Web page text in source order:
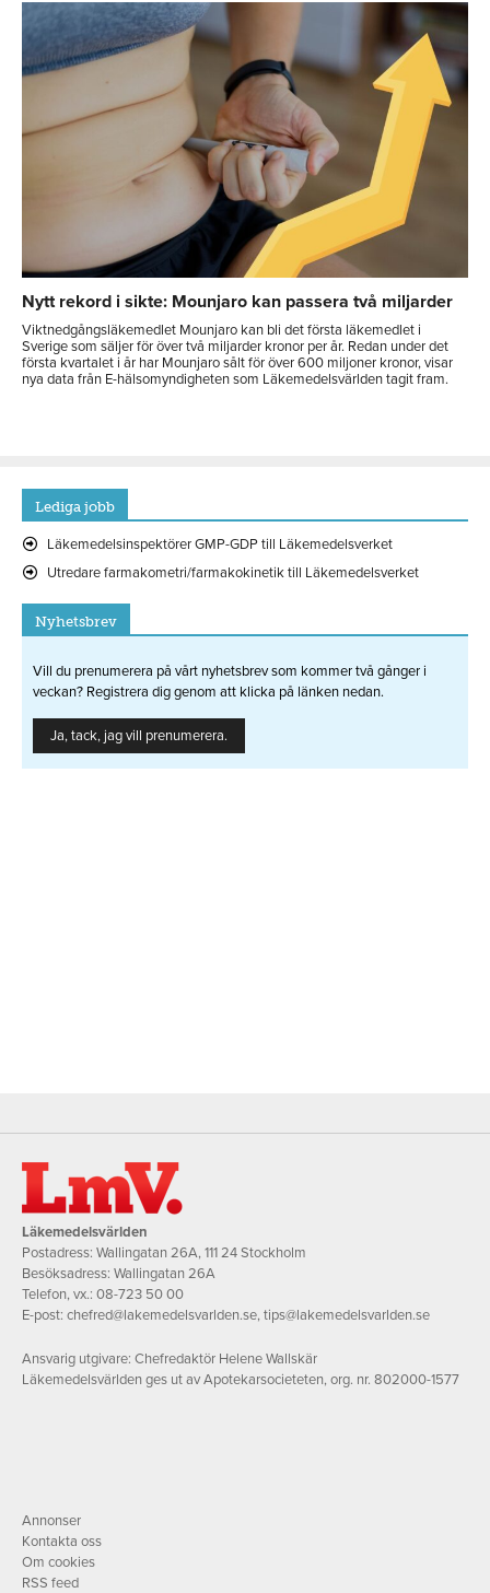
Nytt rekord i sikte: Mounjaro kan passera två miljarder
Viktnedgångsläkemedlet Mounjaro kan bli det första läkemedlet i
Sverige som säljer för över två miljarder kronor per år. Redan under det
första kvartalet i år har Mounjaro sålt för över 600 miljoner kronor, visar
nya data från E-hälsomyndigheten som Läkemedelsvärlden tagit fram.
Lediga jobb
Läkemedelsinspektörer GMP-GDP till Läkemedelsverket
Utredare farmakometri/farmakokinetik till Läkemedelsverket
Nyhetsbrev
Vill du prenumerera på vårt nyhetsbrev som kommer två gånger i
veckan? Registrera dig genom att klicka på länken nedan.
Ja, tack, jag vill prenumerera.
Läkemedelsvärlden
Postadress: Wallingatan 26A, 111 24 Stockholm
Besöksadress: Wallingatan 26A
Telefon, vx.: 08-723 50 00
E-post: chefred@lakemedelsvarlden.se,tips@lakemedelsvarlden.se
Ansvarig utgivare: Chefredaktör Helene Wallskär
Läkemedelsvärlden ges ut av Apotekarsocieteten, org. nr. 802000-1577
Annonser
Kontakta oss
Om cookies
RSS feed